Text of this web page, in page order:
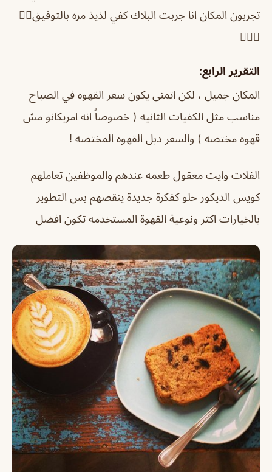
تجربون المكان انا جربت البلاك كفي لذيذ مره بالتوفيق👌🏻
👌🏻😍
التقرير الرابع:
المكان جميل ، لكن اتمنى يكون سعر القهوه في الصباح
مناسب مثل الكفيات الثانيه ( خصوصاً انه امريكانو مش
قهوه مختصه ) والسعر دبل القهوه المختصه !
الفلات وايت معقول طعمه عندهم والموظفين تعاملهم
كويس الديكور حلو كفكرة جديدة ينقصهم بس التطوير
بالخيارات اكثر ونوعية القهوة المستخدمه تكون افضل